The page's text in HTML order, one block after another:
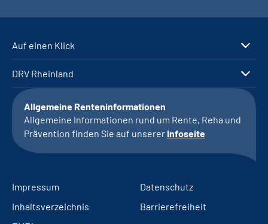
Auf einen Klick
DRV Rheinland
Allgemeine Renteninformationen
Allgemeine Informationen rund um Rente, Reha und
Prävention finden Sie auf unserer Infoseite
Impressum
Datenschutz
Inhaltsverzeichnis
Barrierefreiheit